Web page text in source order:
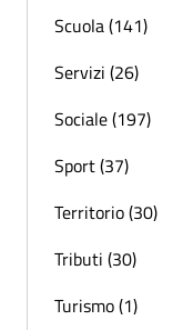
Scuola (141)
Servizi (26)
Sociale (197)
Sport (37)
Territorio (30)
Tributi (30)
Turismo (1)